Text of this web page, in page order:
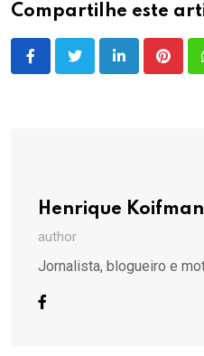
Compartilhe este
LinkedIn
Henrique Koifman
author
Jornalista, blogueiro e